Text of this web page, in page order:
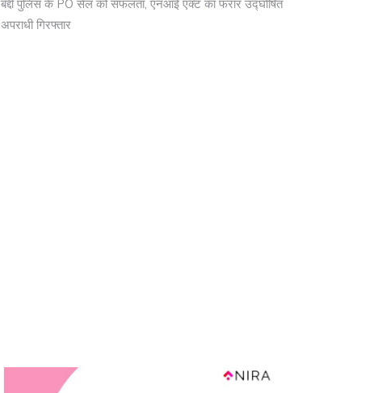
बद्दी पुलिस के PO सेल को सफलता, एनआई एक्ट का फरार उद्घोषित
अपराधी गिरफ्तार